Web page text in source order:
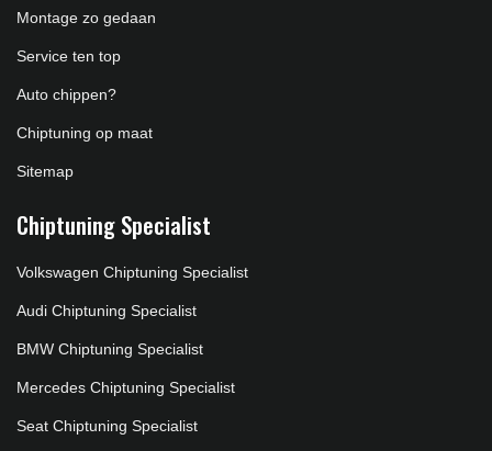
Montage zo gedaan
Service ten top
Auto chippen?
Chiptuning op maat
Sitemap
Chiptuning Specialist
Volkswagen Chiptuning Specialist
Audi Chiptuning Specialist
BMW Chiptuning Specialist
Mercedes Chiptuning Specialist
Seat Chiptuning Specialist